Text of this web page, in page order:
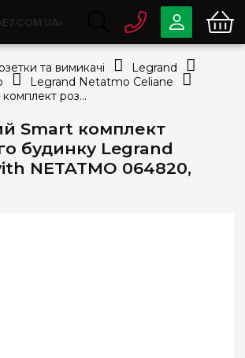
Smart комплект
будинку Legrand
NETATMO 064820,
0 80033-63-07
Безкоштовно
info@e7.com.ua
Viber Telegram
та вимикачі
Legrand
Legrand Netatmo Celiane
Стартовий Smart комплект розумного будинку Legrand Celiane with NETATMO 064820, білий